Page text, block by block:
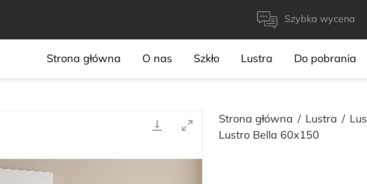
Szybka wycena
Strona główna O nas Szkło Lustra Do pobrania
Strona główna Lustra
Lustro Bella 60x150